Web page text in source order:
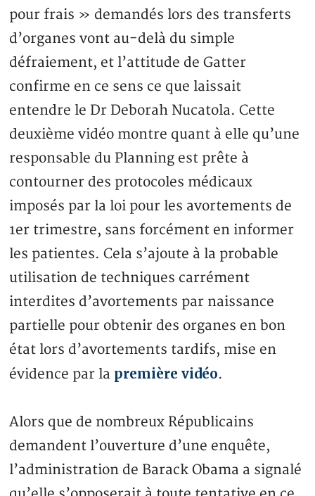
pour frais » demandés lors des transferts
d’organes vont au-delà du simple
défraiement, et l’attitude de Gatter
confirme en ce sens ce que laissait
entendre le Dr Deborah Nucatola. Cette
deuxième vidéo montre quant à elle qu’une
responsable du Planning est prête à
contourner des protocoles médicaux
imposés par la loi pour les avortements de
1er trimestre, sans forcément en informer
les patientes. Cela s’ajoute à la probable
utilisation de techniques carrément
interdites d’avortements par naissance
partielle pour obtenir des organes en bon
état lors d’avortements tardifs, mise en
évidence par la première vidéo.
Alors que de nombreux Républicains
demandent l’ouverture d’une enquête,
l’administration de Barack Obama a signalé